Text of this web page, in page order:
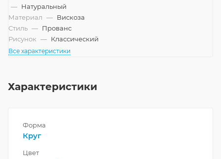
— Натуральный
Материал — Вискоза
Стиль — Прованс
Рисунок — Классический
Все характеристики
Характеристики
Форма
Круг
Цвет